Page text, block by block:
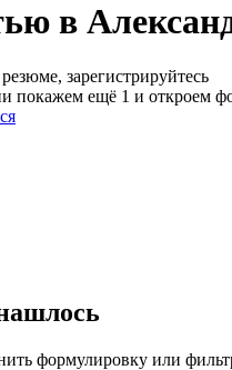
в
зарегистрируйтесь
покажем ещё 1 и откроем
формулировку или